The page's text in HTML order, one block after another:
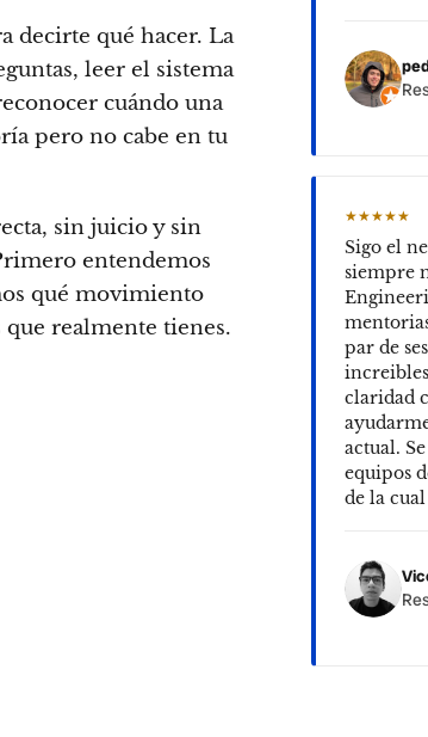
decirte qué hacer. La
leer el sistema
cuándo una
pero no cabe en tu
sin juicio y sin
entendemos
qué movimiento
realmente tienes.
★★★★★
Sigo el
siempre
par de
claridad
actual.
equipos
de la